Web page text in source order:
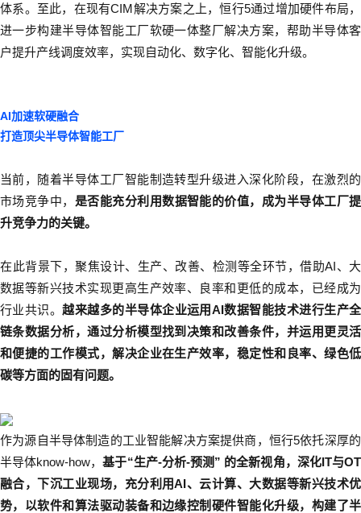
体系。至此，在现有CIM解决方案之上，恒行5通过增加硬件布局，
进一步构建半导体智能工厂软硬一体整厂解决方案，帮助半导体客
户提升产线调度效率，实现自动化、数字化、智能化升级。
AI加速软硬融合
打造顶尖半导体智能工厂
当前，随着半导体工厂智能制造转型升级进入深化阶段，在激烈的
市场竞争中， 是否能充分利用数据智能的价值，成为半导体工厂提
升竞争力的关键。
在此背景下，聚焦设计、生产、改善、检测等全环节，借助AI、大
数据等新兴技术实现更高生产效率、良率和更低的成本，已经成为
行业共识。越来越多的半导体企业运用AI数据智能技术进行生产全
链条数据分析，通过分析模型找到决策和改善条件，并运用更灵活
和便捷的工作模式，解决企业在生产效率，稳定性和良率、绿色低
碳等方面的固有问题。
作为源自半导体制造的工业智能解决方案提供商，恒行5依托深厚的
半导体know-how，基于“生产-分析-预测” 的全新视角，深化IT与OT
融合，下沉工业现场，充分利用AI、云计算、大数据等新兴技术优
势，以软件和算法驱动装备和边缘控制硬件智能化升级，构建了半